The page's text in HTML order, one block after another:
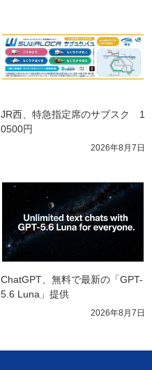
JR西、特急指定席のサブスク　1
0500円
2026年8月7日
ChatGPT、無料で最新の「GPT-
5.6 Luna」提供
2026年8月7日